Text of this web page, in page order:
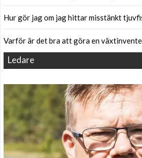
Hur gör jag om jag hittar misstänkt
Varför är det bra att göra en
Ledare